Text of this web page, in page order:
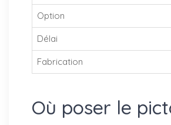
Option
Délai
Fabrication
Où poser le